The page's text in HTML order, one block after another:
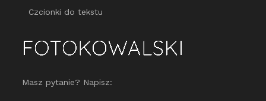
Czcionki do tekstu
Masz pytanie? Napisz: